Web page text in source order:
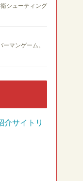
シューティング
マンゲーム。
介サイトリ